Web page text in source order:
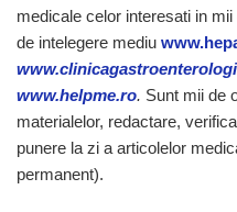
medicale celor interesati in
de intelegere mediu
www.helpme.ro. Sunt mii de
materialelor, redactare,
punere la zi a articolelor
permanent).